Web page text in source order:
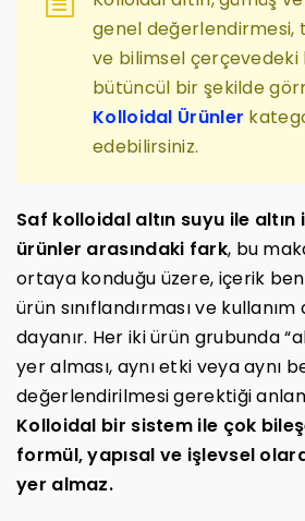
genel değerlendirmesi,
ve bilimsel çerçevedeki
bütüncül bir şekilde
Kolloidal Ürünler
edebilirsiniz.
Saf kolloidal altın suyu ile
ürünler arasındaki fark, bu
ortaya konduğu üzere, içerik
ürün sınıflandırması ve kullanım
dayanır. Her iki ürün grubunda
yer alması, aynı etki veya aynı
değerlendirilmesi gerektiği
Kolloidal bir sistem ile çok
formül, yapısal ve işlevsel
yer almaz.